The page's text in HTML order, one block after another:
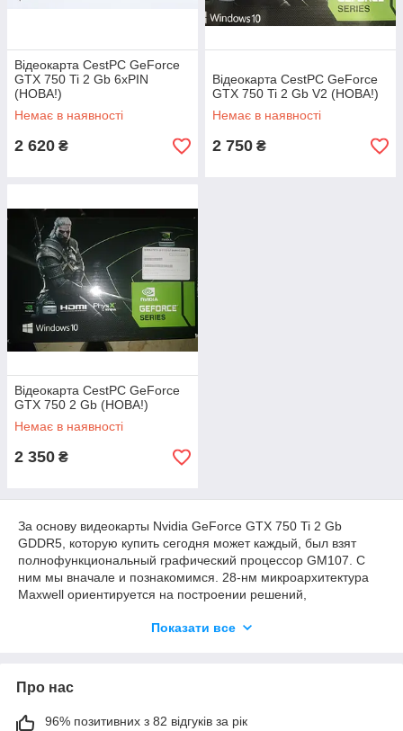
Відеокарта CestPC GeForce
GTX 750 Ti 2 Gb 6хPIN
(НОВА!)
Немає в наявності
2 620 ₴
Відеокарта CestPC GeForce
GTX 750 Ti 2 Gb V2 (НОВА!)
Немає в наявності
2 750 ₴
Відеокарта CestPC GeForce
GTX 750 2 Gb (НОВА!)
Немає в наявності
2 350 ₴
За основу видеокарты Nvidia GeForce GTX 750 Ti 2 Gb
GDDR5, которую купить сегодня может каждый, был взят
полнофункциональный графический процессор GM107. С
ним мы вначале и познакомимся. 28-нм микроархитектура
Maxwell ориентируется на построении решений,
небольших настольных и мобильных систем. Краткая
- 640 универсальных шейдерных конвейеров (ядра CUDA)
- 40 текстурных блоков
Показати все
Про нас
96% позитивних з 82 відгуків за рік